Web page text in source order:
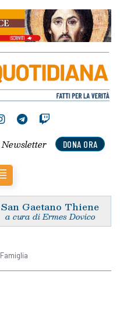
DONA ORA
Newsletter
San Gaetano Thiene
a cura di Ermes Dovico
Famiglia